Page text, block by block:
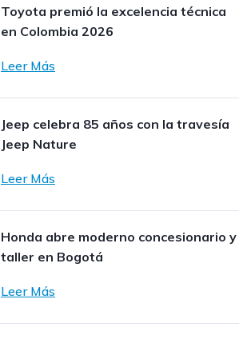
Toyota premió la excelencia técnica
en Colombia 2026
Leer Más
Jeep celebra 85 años con la travesía
Jeep Nature
Leer Más
Honda abre moderno concesionario y
taller en Bogotá
Leer Más